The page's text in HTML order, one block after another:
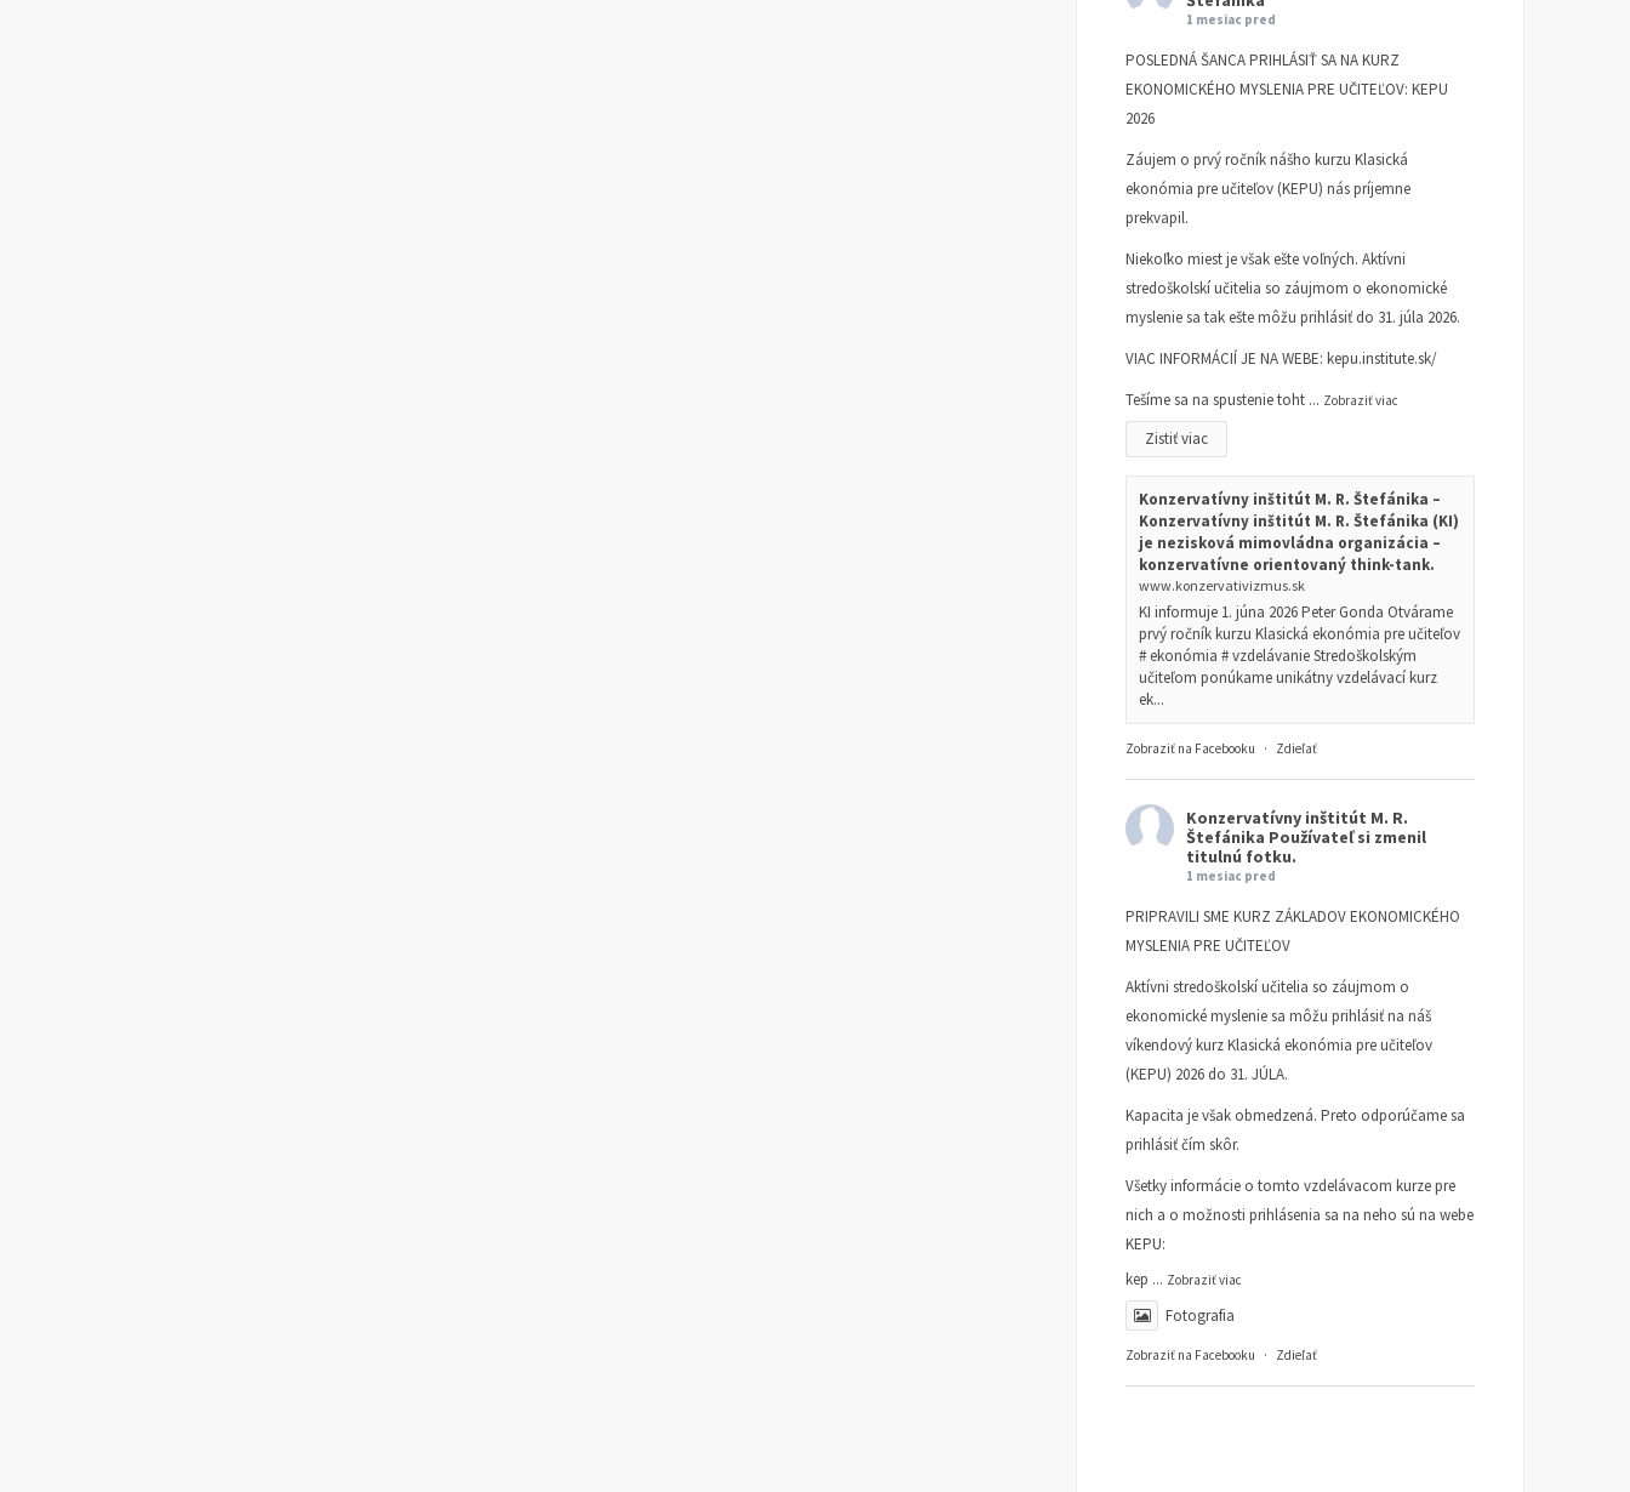
1 mesiac pred
POSLEDNÁ ŠANCA PRIHLÁSIŤ SA NA KURZ
EKONOMICKÉHO MYSLENIA PRE UČITEĽOV: KEPU
2026
Záujem o prvý ročník nášho kurzu Klasická
ekonómia pre učiteľov (KEPU) nás príjemne
prekvapil.
Niekoľko miest je však ešte voľných. Aktívni
stredoškolskí učitelia so záujmom o ekonomické
myslenie sa tak ešte môžu prihlásiť do 31. júla 2026.
VIAC INFORMÁCIÍ JE NA WEBE: kepu.institute.sk/
Tešíme sa na spustenie toht ... Zobraziť viac
Zistiť viac
Konzervatívny inštitút M. R. Štefánika –
Konzervatívny inštitút M. R. Štefánika (KI)
je nezisková mimovládna organizácia –
konzervatívne orientovaný think-tank.
www.konzervativizmus.sk
KI informuje 1. júna 2026 Peter Gonda Otvárame
prvý ročník kurzu Klasická ekonómia pre učiteľov
# ekonómia # vzdelávanie Stredoškolským
učiteľom ponúkame unikátny vzdelávací kurz
ek...
Zobraziť na Facebooku · Zdieľať
Konzervatívny inštitút M. R.
Štefánika Používateľ si zmenil
titulnú fotku.
1 mesiac pred
PRIPRAVILI SME KURZ ZÁKLADOV EKONOMICKÉHO
MYSLENIA PRE UČITEĽOV
Aktívni stredoškolskí učitelia so záujmom o
ekonomické myslenie sa môžu prihlásiť na náš
víkendový kurz Klasická ekonómia pre učiteľov
(KEPU) 2026 do 31. JÚLA.
Kapacita je však obmedzená. Preto odporúčame sa
prihlásiť čím skôr.
Všetky informácie o tomto vzdelávacom kurze pre
nich a o možnosti prihlásenia sa na neho sú na webe
KEPU:
kep ... Zobraziť viac
Fotografia
Zobraziť na Facebooku · Zdieľať